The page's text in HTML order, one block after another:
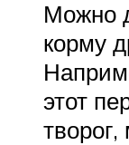
Можно
корму
этот